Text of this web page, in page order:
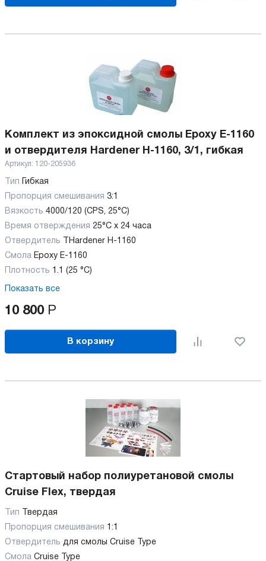
Комплект из эпоксидной смолы Epoxy E-1160
и отвердителя Hardener H-1160, 3/1, гибкая
Артикул: 120-205936
Тип
Гибкая
Пропорция смешивания 3:1
Вязкость 4000/120 (CPS, 25°C)
Время отверждения 25°C x 24 часа
Отвердитель
THardener H-1160
Смола Epoxy E-1160
Плотность 1.1 (25 °C)
Показать все
10 800 Р
В корзину
Стартовый набор полиуретановой смолы
Cruise Flex, твердая
Тип
Твердая
Пропорция смешивания 1:1
Отвердитель для смолы Cruise Type
Смола Cruise Type